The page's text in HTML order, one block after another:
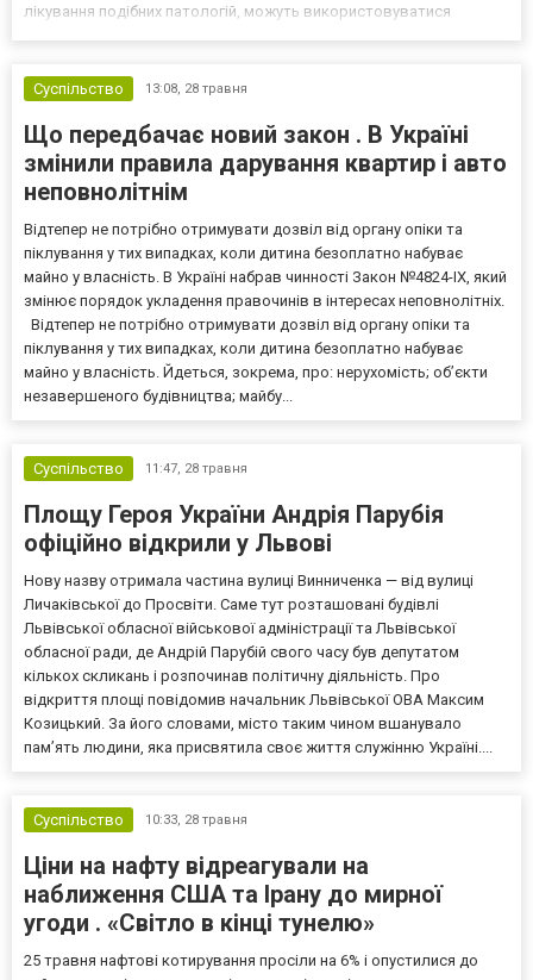
лікування подібних патологій, можуть використовуватися
відрізнятися...
Суспільство 13:08, 28 травня
Що передбачає новий закон . В Україні
змінили правила дарування квартир і авто
неповнолітнім
Відтепер не потрібно отримувати дозвіл від органу опіки та
піклування у тих випадках, коли дитина безоплатно набуває
майно у власність. В Україні набрав чинності Закон №4824-IX, який
змінює порядок укладення правочинів в інтересах неповнолітніх.
Відтепер не потрібно отримувати дозвіл від органу опіки та
піклування у тих випадках, коли дитина безоплатно набуває
майно у власність. Йдеться, зокрема, про: нерухомість; об’єкти
незавершеного будівництва; майбу...
Суспільство 11:47, 28 травня
Площу Героя України Андрія Парубія
офіційно відкрили у Львові
Нову назву отримала частина вулиці Винниченка — від вулиці
Личаківської до Просвіти. Саме тут розташовані будівлі
Львівської обласної військової адміністрації та Львівської
обласної ради, де Андрій Парубій свого часу був депутатом
кількох скликань і розпочинав політичну діяльність. Про
відкриття площі повідомив начальник Львівської ОВА Максим
Козицький. За його словами, місто таким чином вшанувало
пам’ять людини, яка присвятила своє життя служінню Україні....
Суспільство 10:33, 28 травня
Ціни на нафту відреагували на
наближення США та Ірану до мирної
угоди . «Світло в кінці тунелю»
25 травня нафтові котирування просіли на 6% і опустилися до